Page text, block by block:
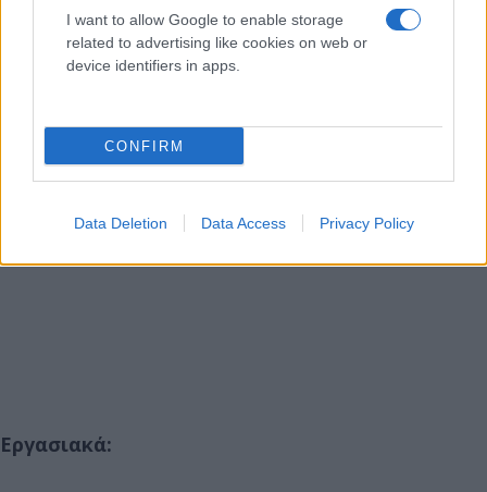
I want to allow Google to enable storage
related to advertising like cookies on web or
device identifiers in apps.
CONFIRM
Data Deletion Data Access Privacy Policy
θέματα ισότητας και κοινωνικών δικαιωμάτων.
Εργασιακά: